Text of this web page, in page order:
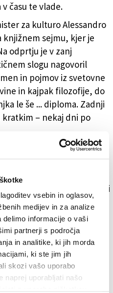
vsebin in oglasov,
medijev in za analize
delimo informacije o vaši
partnerji s področja
in analitike, ki jih morda
ki ste jim jih
skozi vašo uporabo
naprej uporabljati našo
času te vlade.
za kulturo Alessandro
sejmu, kjer je
odprtju je v zanj
slogu nagovoril
in pojmov iz svetovne
in kajpak filozofije, do
le še ... diploma. Zadnji
– nekaj dni po
pasusov svojega
ni zaman, če poudarim
ministra za kulturo, ki
nedotakljivo
oblike disenza, vključno s
proti vladi, za katero mi
da sta bila tako kazen
karabinjerja očitala